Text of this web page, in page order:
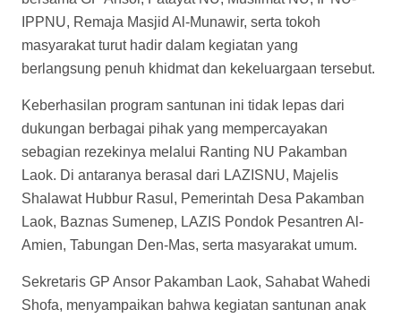
IPPNU, Remaja Masjid Al-Munawir, serta tokoh
masyarakat turut hadir dalam kegiatan yang
berlangsung penuh khidmat dan kekeluargaan tersebut.
Keberhasilan program santunan ini tidak lepas dari
dukungan berbagai pihak yang mempercayakan
sebagian rezekinya melalui Ranting NU Pakamban
Laok. Di antaranya berasal dari LAZISNU, Majelis
Shalawat Hubbur Rasul, Pemerintah Desa Pakamban
Laok, Baznas Sumenep, LAZIS Pondok Pesantren Al-
Amien, Tabungan Den-Mas, serta masyarakat umum.
Sekretaris GP Ansor Pakamban Laok, Sahabat Wahedi
Shofa, menyampaikan bahwa kegiatan santunan anak